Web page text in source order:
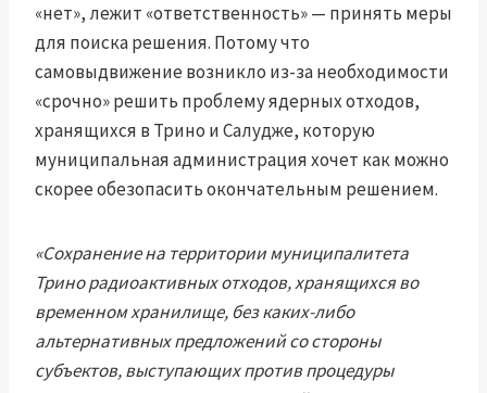
«нет», лежит «ответственность» — принять меры
для поиска решения. Потому что
самовыдвижение возникло из-за необходимости
«срочно» решить проблему ядерных отходов,
хранящихся в Трино и Салудже, которую
муниципальная администрация хочет как можно
скорее обезопасить окончательным решением.
«Сохранение на территории муниципалитета
Трино радиоактивных отходов, хранящихся во
временном хранилище, без каких-либо
альтернативных предложений со стороны
субъектов, выступающих против процедуры